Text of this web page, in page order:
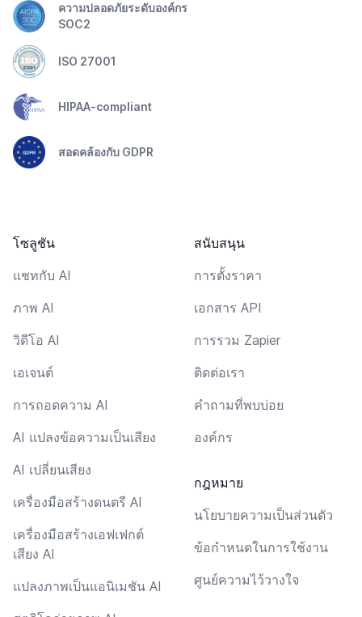
ความปลอดภัยระดับองค์กร
SOC2
ISO 27001
HIPAA-compliant
สอดคล้องกับ GDPR
โซลูชัน
แชทกับ AI
ภาพ AI
วิดีโอ AI
เอเจนต์
การถอดความ AI
AI แปลงข้อความเป็นเสียง
AI เปลี่ยนเสียง
เครื่องมือสร้างดนตรี AI
เครื่องมือสร้างเอฟเฟกต์
เสียง AI
แปลงภาพเป็นแอนิเมชัน AI
สนับสนุน
การตั้งราคา
เอกสาร API
การรวม Zapier
ติดต่อเรา
คำถามที่พบบ่อย
องค์กร
กฎหมาย
นโยบายความเป็นส่วนตัว
ข้อกำหนดในการใช้งาน
ศูนย์ความไว้วางใจ